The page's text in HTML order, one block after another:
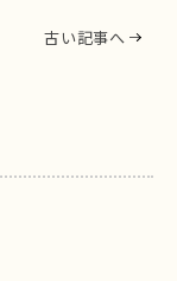
古い記事へ